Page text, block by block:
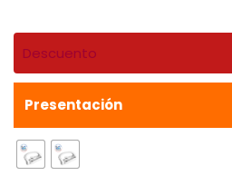
Descuento
Presentación